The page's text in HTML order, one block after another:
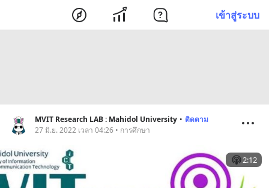
เข้าสู่ระบบ
MVIT Research LAB : Mahidol University • ติดตาม
27 มิ.ย. 2022 เวลา 04:26 • การศึกษา
2:12